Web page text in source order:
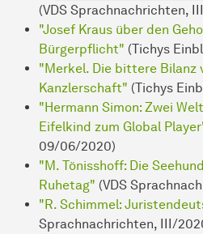
(VDS Sprachnachrichten,
"Josef Kraus über den
Bürgerpflicht" (Tichys
"Merkel. Die bittere Bilanz
Kanzlerschaft" (Tichys
"Hermann Simon: Zwei
Eifelkind zum Global
09/06/2020)
"M. Tönisshoff: Die
Ruhetag" (VDS
"R. Schimmel:
Sprachnachrichten, III/